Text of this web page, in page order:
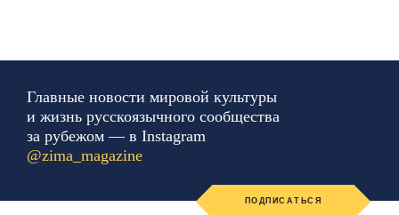
Главные новости мировой культуры
и жизнь русскоязычного сообщества
за рубежом — в Instagram
@zima_magazine
ПОДПИСАТЬСЯ